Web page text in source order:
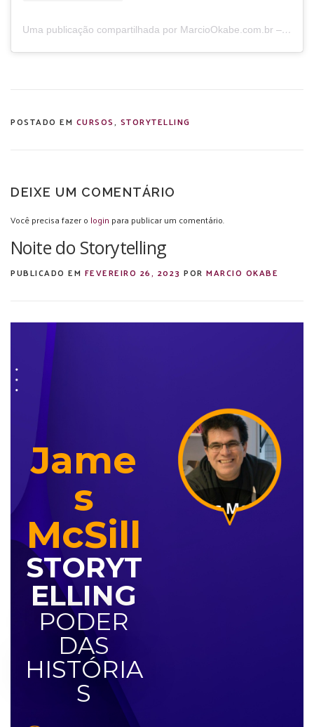
Uma publicação compartilhada por MarcioOkabe.com.br – Mentor (@marciookabe)
POSTADO EM CURSOS, STORYTELLING
DEIXE UM COMENTÁRIO
Você precisa fazer o login para publicar um comentário.
Noite do Storytelling
PUBLICADO EM FEVEREIRO 26, 2023 POR MARCIO OKABE
Jame
s
McSill
STORYT
ELLING
PODER
DAS
HISTÓRIA
S